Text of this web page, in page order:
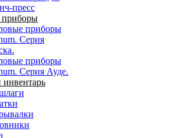
пресс
приборы
приборы
Серия
приборы
Серия Ауде.